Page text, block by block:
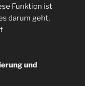
Funktion ist
darum geht,
und